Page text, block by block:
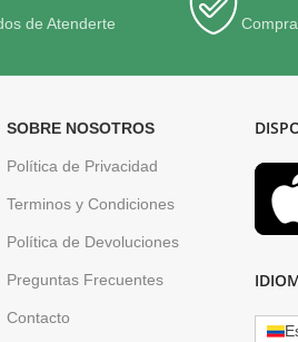
de Atenderte
SOBRE NOSOTROS
Política de Privacidad
Terminos y Condiciones
Política de Devoluciones
Preguntas Frecuentes
Contacto